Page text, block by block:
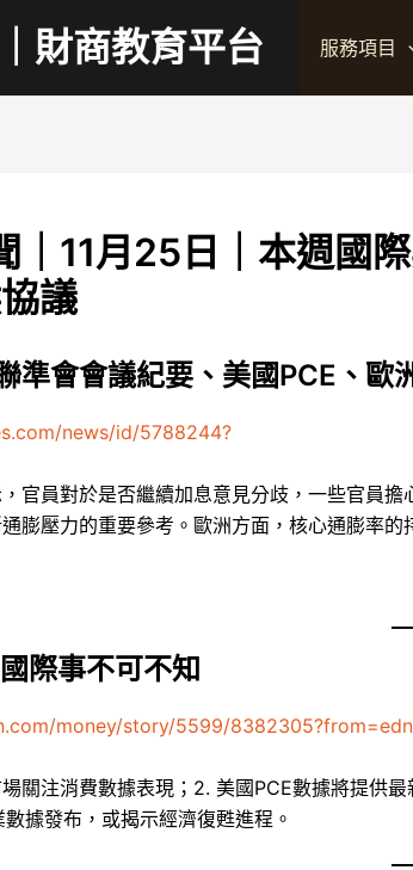
財商教育平台 服務項目
｜11月25日｜本週國
議
準會會議紀要、美國PCE、歐
news/id/5788244?
官員對於是否繼續加息意見分歧，一些官員
膨壓力的重要參考。歐洲方面，核心通膨率
際事不可不知
money/story/5599/
關注消費數據表現；2. 美國PCE數據將提供
據發布，或揭示經濟復甦進程。